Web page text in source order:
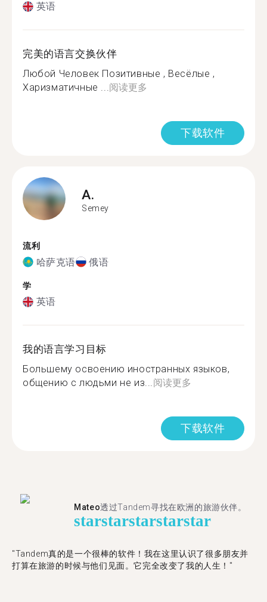
英语
完美的语言交换伙伴
Любой Человек Позитивные , Весёлые ,
Харизматичные ...阅读更多
下载软件
A.
Semey
流利
哈萨克语 俄语
学
英语
我的语言学习目标
Большему освоению иностранных языков,
общению с людьми не из...阅读更多
下载软件
Mateo透过Tandem寻找在欧洲的旅游伙伴。
starstarstarstarstar
"Tandem真的是一个很棒的软件！我在这里认识了很多朋友并
打算在旅游的时候与他们见面。它完全改变了我的人生！"